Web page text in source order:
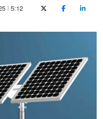
5:12
X (Twitter)Facebook